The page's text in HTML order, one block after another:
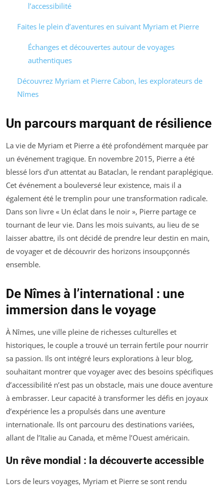
l’accessibilité
Faites le plein d’aventures en suivant Myriam et Pierre
Échanges et découvertes autour de voyages
authentiques
Découvrez Myriam et Pierre Cabon, les explorateurs de
Nîmes
Un parcours marquant de résilience
La vie de Myriam et Pierre a été profondément marquée par
un événement tragique. En novembre 2015, Pierre a été
blessé lors d’un attentat au Bataclan, le rendant paraplégique.
Cet événement a bouleversé leur existence, mais il a
également été le tremplin pour une transformation radicale.
Dans son livre « Un éclat dans le noir », Pierre partage ce
tournant de leur vie. Dans les mois suivants, au lieu de se
laisser abattre, ils ont décidé de prendre leur destin en main,
de voyager et de découvrir des horizons insoupçonnés
ensemble.
De Nîmes à l’international : une
immersion dans le voyage
À Nîmes, une ville pleine de richesses culturelles et
historiques, le couple a trouvé un terrain fertile pour nourrir
sa passion. Ils ont intégré leurs explorations à leur blog,
souhaitant montrer que voyager avec des besoins spécifiques
d’accessibilité n’est pas un obstacle, mais une douce aventure
à embrasser. Leur capacité à transformer les défis en joyaux
d’expérience les a propulsés dans une aventure
internationale. Ils ont parcouru des destinations variées,
allant de l’Italie au Canada, et même l’Ouest américain.
Un rêve mondial : la découverte accessible
Lors de leurs voyages, Myriam et Pierre se sont rendu